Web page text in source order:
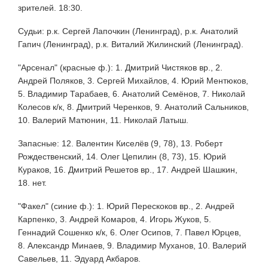
зрителей. 18:30.
Судьи: р.к. Сергей Лапочкин (Ленинград), р.к. Анатолий
Гапич (Ленинград), р.к. Виталий Жилинский (Ленинград).
"Арсенал" (красные ф.): 1. Дмитрий Чистяков вр., 2.
Андрей Поляков, 3. Сергей Михайлов, 4. Юрий Ментюков,
5. Владимир Тарабаев, 6. Анатолий Семёнов, 7. Николай
Колесов к/к, 8. Дмитрий Черенков, 9. Анатолий Сальников,
10. Валерий Матюнин, 11. Николай Латыш.
Запасные: 12. Валентин Киселёв (9, 78), 13. Роберт
Рождественский, 14. Олег Цепилин (8, 73), 15. Юрий
Кураков, 16. Дмитрий Решетов вр., 17. Андрей Шашкин,
18. нет.
"Факел" (синие ф.): 1. Юрий Перескоков вр., 2. Андрей
Карпенко, 3. Андрей Комаров, 4. Игорь Жуков, 5.
Геннадий Сошенко к/к, 6. Олег Осипов, 7. Павел Юрцев,
8. Александр Минаев, 9. Владимир Муханов, 10. Валерий
Савельев, 11. Эдуард Акбаров.